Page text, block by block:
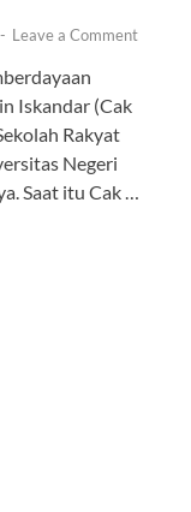
- Leave a Comment
Iskandar (Cak
Rakyat
Negeri
Saat itu Cak …